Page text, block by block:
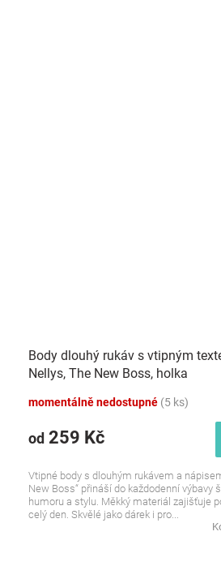
Body dlouhý rukáv s vtipným
Nellys, The New Boss, holka
momentálně nedostupné (5 ks)
od 259 Kč
Vtipné body s dlouhým rukávem a
New Boss“ přináší do každodenní výbavy
humoru a stylu. Měkký materiál zajišťuje
celý den. Skvělé jako dárek i pro...